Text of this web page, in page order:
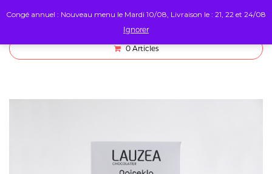
0 Articles
Congé annuel : Nouveau menu le Mardi 10/08, Livraison le : 21, 22 et 24/08
Ignorer